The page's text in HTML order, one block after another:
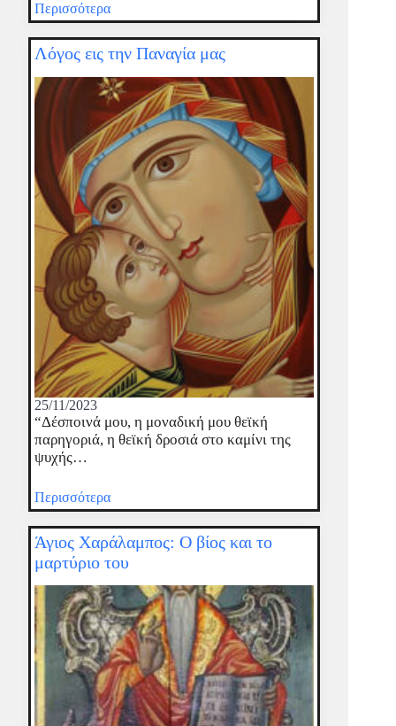
Περισσότερα
Λόγος εις την Παναγία μας
25/11/2023
“Δέσποινά μου, η μοναδική μου θεϊκή
παρηγοριά, η θεϊκή δροσιά στο καμίνι της
ψυχής…
Περισσότερα
Άγιος Χαράλαμπος: Ο βίος και το
μαρτύριο του